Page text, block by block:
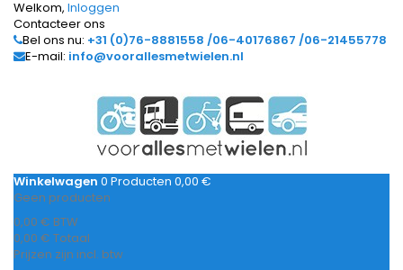
Welkom, Inloggen
Contacteer ons
Bel ons nu: +31 (0)76-8881558 /06-40176867 /06-21455778
E-mail: info@voorallesmetwielen.nl
Winkelwagen 0 Producten 0,00 €
Geen producten
0,00 € BTW
0,00 € Totaal
Prijzen zijn incl. btw